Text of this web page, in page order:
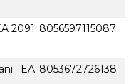
2091 8056597115087
EA 8053672726138